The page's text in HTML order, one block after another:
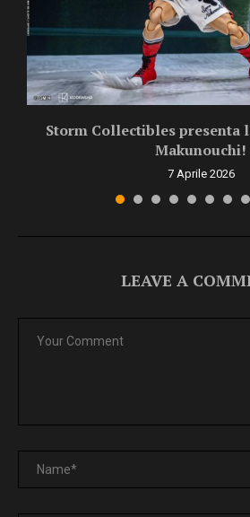
Storm Collectibles presenta
Makunouchi!
7 Aprile 2026
LEAVE A